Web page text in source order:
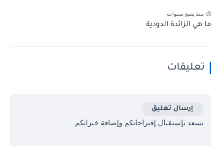
منذ بضع سنوات
ما هي الزائدة الدودية
تعليقات
إرسال تعليق
نسعد بإستقبال إقتراحاتكم وإضافة خبراتكم